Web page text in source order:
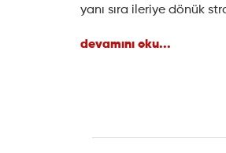
yanı sıra ileriye dönük
devamını oku...